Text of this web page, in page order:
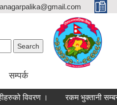
सम्पर्क
विवरण । रकम भुक्तानी